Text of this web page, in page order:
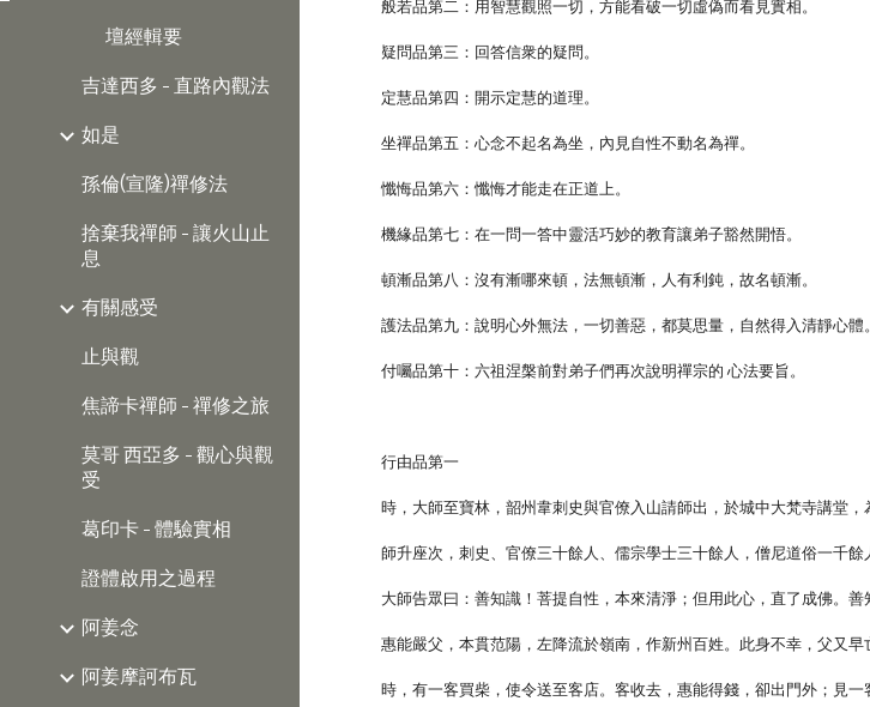
壇經輯要
吉達西多 - 直路內觀法
如是
孫倫(宣隆)禪修法
捨棄我禪師 - 讓火山止
息
有關感受
止與觀
焦諦卡禪師 - 禪修之旅
莫哥 西亞多 - 觀心與觀
受
葛印卡 - 體驗實相
證體啟用之過程
阿姜念
阿姜摩訶布瓦
般若品第二：用智慧觀照一切，方能看破一切虛偽而看見實相。
疑問品第三：回答信衆的疑問。
定慧品第四：開示定慧的道理。
坐禪品第五：心念不起名為坐，內見自性不動名為禪。
懺悔品第六：懺悔才能走在正道上。
機緣品第七：在一問一答中靈活巧妙的教育讓弟子豁然開悟。
頓漸品第八：沒有漸哪來頓，法無頓漸，人有利鈍，故名頓漸。
護法品第九：說明心外無法，一切善惡，都莫思量，自然得入清靜心體。
付囑品第十：六祖涅槃前對弟子們再次說明禪宗的 心法要旨。
行由品第一
時，大師至寶林，韶州韋刺史與官僚入山請師出，於城中大梵寺講堂，
師升座次，刺史、官僚三十餘人、儒宗學士三十餘人，僧尼道俗一千餘
大師告眾曰：善知識！菩提自性，本來清淨；但用此心，直了成佛。善
惠能嚴父，本貫范陽，左降流於嶺南，作新州百姓。此身不幸，父又
時，有一客買柴，使令送至客店。客收去，惠能得錢，卻出門外；見一